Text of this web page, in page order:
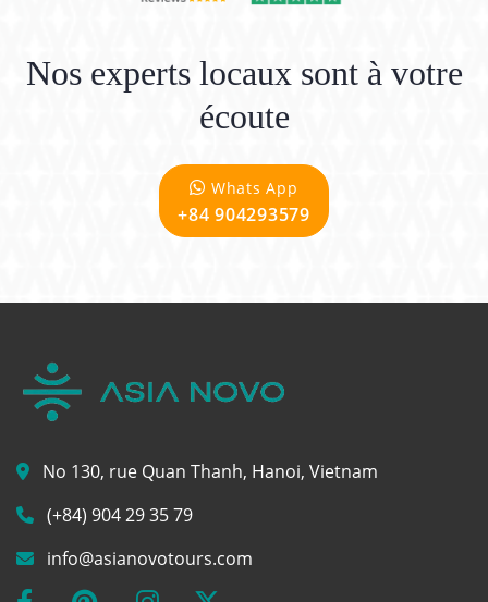
Nos experts locaux sont à votre
écoute
Whats App
+84 904293579
No 130, rue Quan Thanh, Hanoi, Vietnam
(+84) 904 29 35 79
info@asianovotours.com